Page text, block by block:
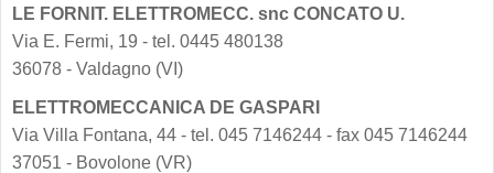
LE FORNIT. ELETTROMECC. snc CONCATO U.
Via E. Fermi, 19 - tel. 0445 480138
36078 - Valdagno (VI)
ELETTROMECCANICA DE GASPARI
Via Villa Fontana, 44 - tel. 045 7146244 - fax 045 7146244
37051 - Bovolone (VR)